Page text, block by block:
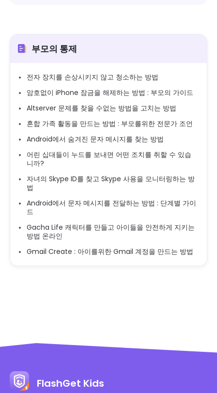
부모의 통제
전자 장치를 손상시키지 않고 청소하는 방법
암호없이 iPhone 잠금을 해제하는 방법 : 부모의 가이드
Altserver 문제를 찾을 수없는 방법을 고치는 방법
혼합 가족 활동을 만드는 방법 : 부모를위한 전문가 조언
Android에서 숨겨진 문자 메시지를 찾는 방법
어린 십대들이 누드를 보내면 어떤 조치를 취할 수 있습
니까?
자녀의 Skype ID를 찾고 Skype 사용을 모니터링하는 방
법
Android에서 문자 메시지를 전달하는 방법 : 단계별 가이
드
Gacha Life 캐릭터를 만들고 아이들을 안전하게 지키는
방법 온라인
Gmail Create : 아이를위한 Gmail 계정을 만드는 방법
FlashGet Kids